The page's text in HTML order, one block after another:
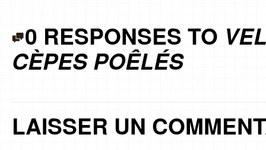
0 RESPONSES TO
CÈPES POÊLÉS
LAISSER UN